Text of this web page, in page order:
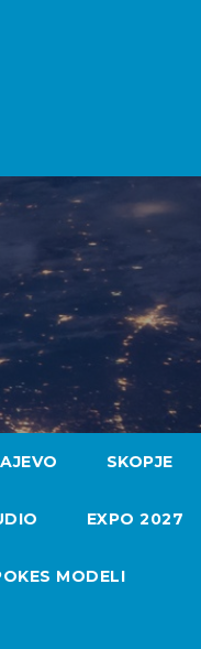
SKOPJE
EXPO 2027
MODELI